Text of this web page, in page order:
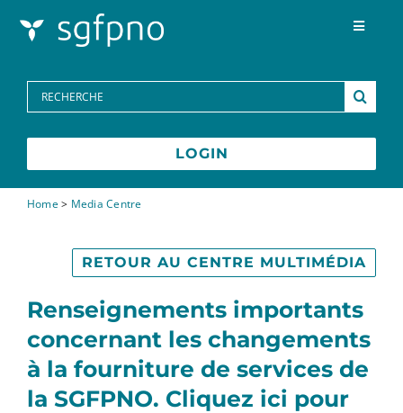
Toggle
FAQs
Contactez-nous
Search
for:
LOGIN
Home> Media Centre
Renseignements importants
concernant les changements
à la fourniture de services de
la SGFPNO. Cliquez ici pour
RETOUR AU CENTRE MULTIMÉDIA